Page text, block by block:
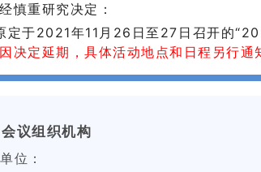
慎重研究决定：
定于2021年11月26日至27日召开的
决定延期，具体活动地点和日程另行通
议组织机构
位：